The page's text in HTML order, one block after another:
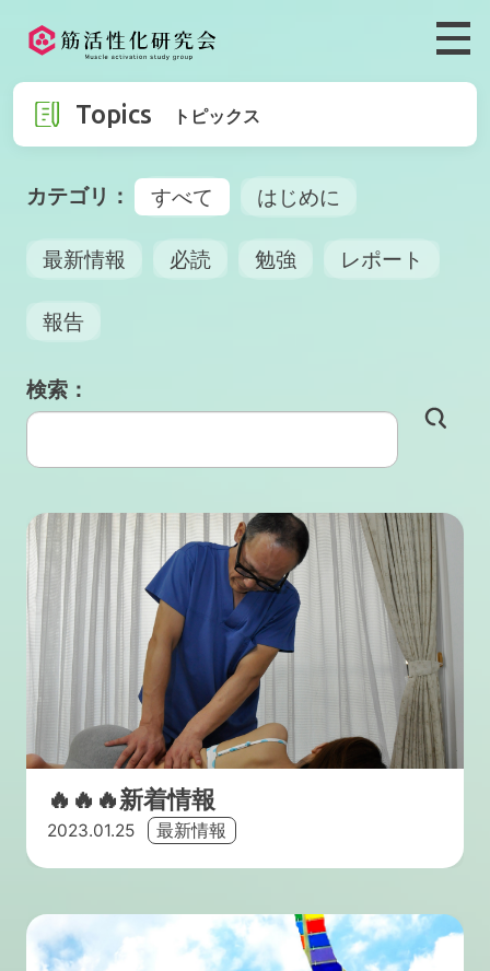
Topics トピックス
すべて はじめに
最新情報 必読 勉強 レポート
報告
🔥🔥🔥新着情報
2023.01.25 最新情報